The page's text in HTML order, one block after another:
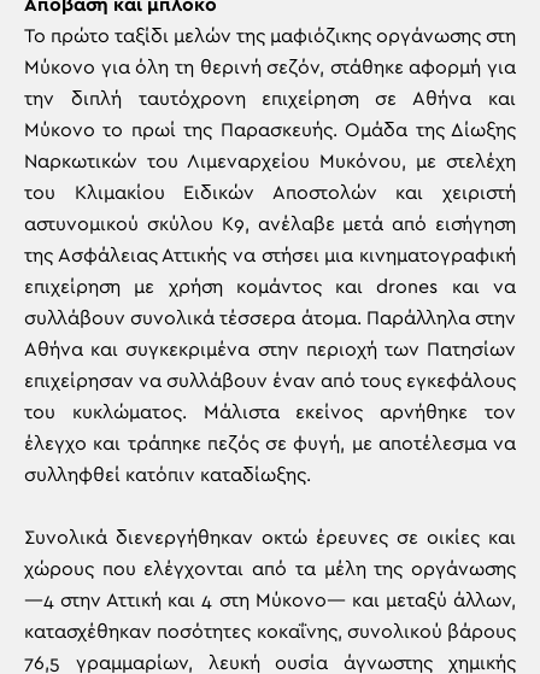
Απόβαση και μπλόκο
Το πρώτο ταξίδι μελών της μαφιόζικης οργάνωσης στη
Μύκονο για όλη τη θερινή σεζόν, στάθηκε αφορμή για
την διπλή ταυτόχρονη επιχείρηση σε Αθήνα και
Μύκονο το πρωί της Παρασκευής. Ομάδα της Δίωξης
Ναρκωτικών του Λιμεναρχείου Μυκόνου, με στελέχη
του Κλιμακίου Ειδικών Αποστολών και χειριστή
αστυνομικού σκύλου Κ9, ανέλαβε μετά από εισήγηση
της Ασφάλειας Αττικής να στήσει μια κινηματογραφική
επιχείρηση με χρήση κομάντος και drones και να
συλλάβουν συνολικά τέσσερα άτομα. Παράλληλα στην
Αθήνα και συγκεκριμένα στην περιοχή των Πατησίων
επιχείρησαν να συλλάβουν έναν από τους εγκεφάλους
του κυκλώματος. Μάλιστα εκείνος αρνήθηκε τον
έλεγχο και τράπηκε πεζός σε φυγή, με αποτέλεσμα να
συλληφθεί κατόπιν καταδίωξης.
Συνολικά διενεργήθηκαν οκτώ έρευνες σε οικίες και
χώρους που ελέγχονται από τα μέλη της οργάνωσης
—4 στην Αττική και 4 στη Μύκονο— και μεταξύ άλλων,
κατασχέθηκαν ποσότητες κοκαΐνης, συνολικού βάρους
76,5 γραμμαρίων, λευκή ουσία άγνωστης χημικής